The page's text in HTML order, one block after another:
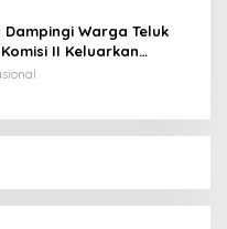
Warga Teluk
II Keluarkan
Soal Konflik Lahan PT